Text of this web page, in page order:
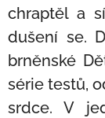
chraptěl a
dušení se.
brněnské
série testů,
srdce. V